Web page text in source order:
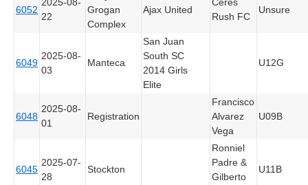
6052
2025-08-
22
Grogan
Complex
Ajax United
Ceres
Rush FC
Unsure
6049
2025-08-
03
Manteca
San Juan
South SC
2014 Girls
Elite
U12G
6048
2025-08-
01
Registration
Francisco
Alvarez
Vega
U09B
6045
2025-07-
28
Stockton
Ronniel
Padre &
Gilberto
U11B